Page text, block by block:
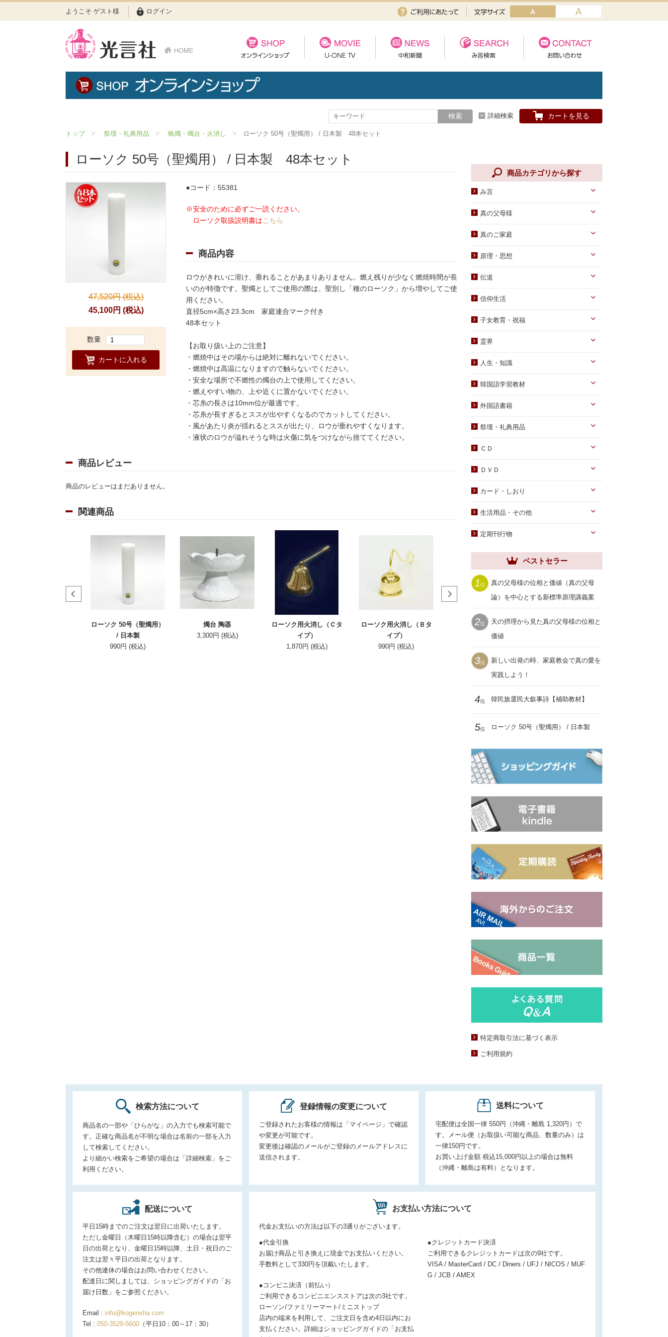
ようこそ ゲスト様 ログイン
検索 詳細検索 カートを見る
トップ 祭壇・礼典用品 蝋燭・燭台・火消し ローソク 50号（聖燭用） / 日本製 48本セット
ローソク 50号（聖燭用） / 日本製 48本セット
47,520円 (税込)
45,100円 (税込)
数量
カートに入れる
コード：55381
※安全のために必ずご一読ください。
ローソク取扱説明書はこちら
商品内容
ロウがきれいに溶け、垂れることがあまりありません。燃え残りが少なく燃焼時間が長
いのが特徴です。聖燭としてご使用の際は、聖別し「種のローソク」から増やしてご使
用ください。
直径5cm×高さ23.3cm 家庭連合マーク付き
48本セット
【お取り扱い上のご注意】
・燃焼中はその場からは絶対に離れないでください。
・燃焼中は高温になりますので触らないでください。
・安全な場所で不燃性の燭台の上で使用してください。
・燃えやすい物の、上や近くに置かないでください。
・芯糸の長さは10mm位が最適です。
・芯糸が長すぎるとススが出やすくなるのでカットしてください。
・風があたり炎が揺れるとススが出たり、ロウが垂れやすくなります。
・液状のロウが溢れそうな時は火傷に気をつけながら捨ててください。
商品レビュー
商品のレビューはまだありません。
関連商品
ローソク 50号（聖燭用）
/ 日本製
990円 (税込)
燭台 陶器
3,300円 (税込)
ローソク用火消し（Ｃタ
イプ）
1,870円 (税込)
ローソク用火消し（Ｂタ
イプ）
990円 (税込)
マッチ火消し
660円 (税込)
ローソク 50号（聖燭用）
990円 (税込)
商品カテゴリから探す
み言
八大教材・教本関連
摂理のみ言
信仰のみ言
信仰入門
祈祷文集
宣布・講演
真の父母様
真のお母様
生涯路程
自叙伝関連
真のご家庭
原理・思想
統一思想
勝共理論
伝道
原理講義
統一運動
ブックレット
信仰生活
学習教材
祝福・伝統
信仰の証し・教会史
書写
子女教育・祝福
小学生向け
中高生向け
青年向け
父母向け
DVD
PDF版（子女向け）
霊界
霊界メッセージ
人生・知識
家庭
知識
宗教迫害
韓国語学習教材
光の子韓国語教材
外国語書籍
英語・他
祭壇・礼典用品
蝋燭・燭台・火消し
祭壇用ﾃｰﾌﾞﾙｸﾛｽ
献金袋
聖塩入れ
ＣＤ
PDF版 CD-ROM
ＤＶＤ
教育・教養
子女教育
アニメ
カード・しおり
しおり
クリアしおり
生活用品・その他
生活用品・その他
家庭用品
セール
プレゼント用品
定期刊行物
祝福家庭
世界家庭
ムーンワールド
聖和
ベストセラー
1位
真の父母様の位相と価値（真の父母
論）を中心とする新標準原理講義案
2位
天の摂理から見た真の父母様の位相と
価値
3位
新しい出発の時、家庭教会で真の愛を
実践しよう！
4位 韓民族選民大叙事詩【補助教材】
5位 ローソク 50号（聖燭用） / 日本製
特定商取引法に基づく表示
ご利用規約
検索方法について
商品名の一部や「ひらがな」の入力でも検索可能で
す。正確な商品名が不明な場合は名前の一部を入力
して検索してください。
より細かい検索をご希望の場合は「詳細検索」をご
利用ください。
登録情報の変更について
ご登録されたお客様の情報は「マイページ」で確認
や変更が可能です。
変更後は確認のメールがご登録のメールアドレスに
送信されます。
送料について
宅配便は全国一律 550円（沖縄・離島 1,320円）で
す。メール便（お取扱い可能な商品、数量のみ）は
一律150円です。
お買い上げ金額 税込15,000円以上の場合は無料
（沖縄・離島は有料）となります。
配送について
平日15時までのご注文は翌日に出荷いたします。
ただし金曜日（木曜日15時以降含む）の場合は翌平
日の出荷となり、金曜日15時以降、土日・祝日のご
注文は翌々平日の出荷となります。
その他連休の場合はお問い合わせください。
配達日に関しましては、ショッピングガイドの「お
届け日数」をご参照ください。
Email : info@kogensha.com
Tel : 050-3529-5600 （平日10：00～17：30）
お支払い方法について
代金お支払いの方法は以下の3通りがございます。
●代金引換
お届け商品と引き換えに現金でお支払いください。
手数料として330円を頂戴いたします。
●コンビニ決済（前払い）
ご利用できるコンビニエンスストアは次の3社です。
ローソン/ファミリーマート/ミニストップ
店内の端末を利用して、ご注文日を含め4日以内にお
支払ください。詳細はショッピングガイドの「お支払
●クレジットカード決済
ご利用できるクレジットカードは次の9社です。
VISA / MasterCard / DC / Diners / UFJ / NICOS / MUF
G / JCB / AMEX